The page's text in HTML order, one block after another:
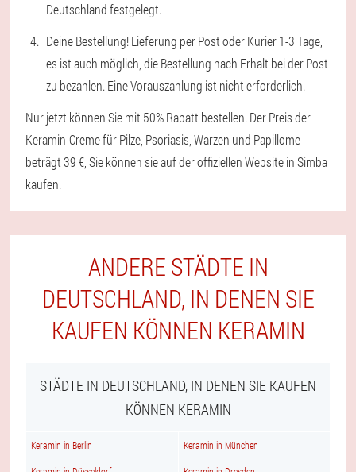
Deutschland festgelegt.
Deine Bestellung! Lieferung per Post oder Kurier 1-3 Tage,
es ist auch möglich, die Bestellung nach Erhalt bei der Post
zu bezahlen. Eine Vorauszahlung ist nicht erforderlich.
Nur jetzt können Sie mit 50% Rabatt bestellen. Der Preis der
Keramin-Creme für Pilze, Psoriasis, Warzen und Papillome
beträgt 39 €, Sie können sie auf der offiziellen Website in Simba
kaufen.
ANDERE STÄDTE IN
DEUTSCHLAND, IN DENEN SIE
KAUFEN KÖNNEN KERAMIN
STÄDTE IN DEUTSCHLAND, IN DENEN SIE KAUFEN
KÖNNEN KERAMIN
Keramin in Berlin Keramin in München